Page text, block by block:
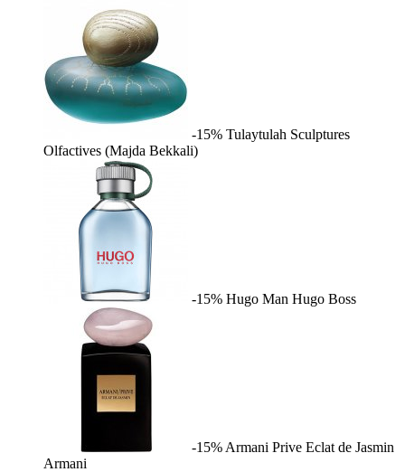
-15% Tulaytulah Sculptures
Olfactives (Majda Bekkali)
-15% Hugo Man Hugo Boss
-15% Armani Prive Eclat de Jasmin
Armani